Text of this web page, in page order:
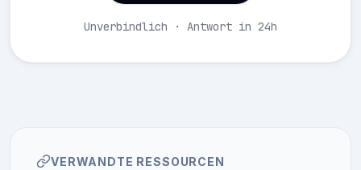
Unverbindlich · Antwort in 24h
VERWANDTE RESSOURCEN